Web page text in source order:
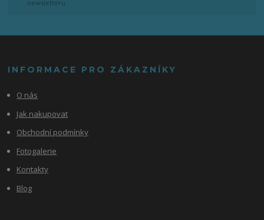
newsletteru.
INFORMACE PRO ZÁKAZNÍKY
O nás
Jak nakupovat
Obchodní podmínky
Fotogalerie
Kontakty
Blog